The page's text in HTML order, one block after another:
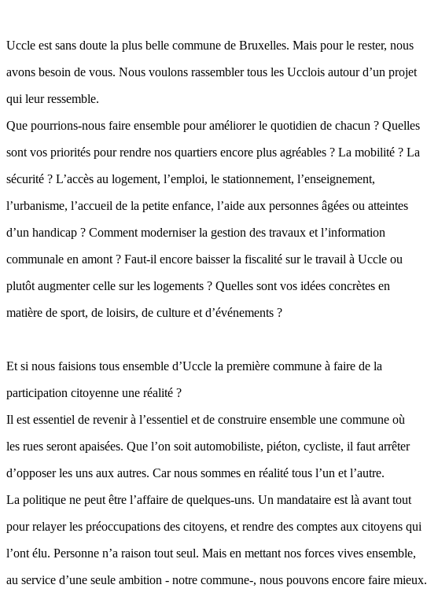
Uccle est sans doute la plus belle commune de Bruxelles. Mais pour le rester, nous
avons besoin de vous. Nous voulons rassembler tous les Ucclois autour d’un projet
qui leur ressemble.
Que pourrions-nous faire ensemble pour améliorer le quotidien de chacun ? Quelles
sont vos priorités pour rendre nos quartiers encore plus agréables ? La mobilité ? La
sécurité ? L’accès au logement, l’emploi, le stationnement, l’enseignement,
l’urbanisme, l’accueil de la petite enfance, l’aide aux personnes âgées ou atteintes
d’un handicap ? Comment moderniser la gestion des travaux et l’information
communale en amont ? Faut-il encore baisser la fiscalité sur le travail à Uccle ou
plutôt augmenter celle sur les logements ? Quelles sont vos idées concrètes en
matière de sport, de loisirs, de culture et d’événements ?
Et si nous faisions tous ensemble d’Uccle la première commune à faire de la
participation citoyenne une réalité ?
Il est essentiel de revenir à l’essentiel et de construire ensemble une commune où
les rues seront apaisées. Que l’on soit automobiliste, piéton, cycliste, il faut arrêter
d’opposer les uns aux autres. Car nous sommes en réalité tous l’un et l’autre.
La politique ne peut être l’affaire de quelques-uns. Un mandataire est là avant tout
pour relayer les préoccupations des citoyens, et rendre des comptes aux citoyens qui
l’ont élu. Personne n’a raison tout seul. Mais en mettant nos forces vives ensemble,
au service d’une seule ambition - notre commune-, nous pouvons encore faire mieux.